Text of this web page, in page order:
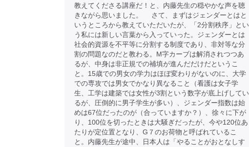
教えてくださる講座だ！と、内藤先生の穏やかな声を聴
きながら思いました。 さて、まずはジェンダーとはと
いうところから教えていただいたが、「2分割秩序」とい
う私には新しい言葉から入っていった。ジェンダーとは
社会的資源を不平等に分割する制度であり、非対等な分
割の問題なのだと教わる。M字カーブは解消されつつあ
るが、中身は非正規での補填が進んだだけだというこ
と。15歳での男女の学力はほぼ変わりがないのに、大学
での専攻では男女でかなり異なること（看護は女子学
生、工学は建築では女性が3割という数字が底上げしてい
るが、圧倒的に男子学生が多い）、ジェンダー指数は始
めは67位だったのが（合っていますか？）、徐々に下が
り、100位を切ったときは大騒ぎだったが、今や120位あ
たりが定位置となり、G７のお荷物と呼ばれているこ
と。内藤先生が途中、日本人は「やることがおとなしす